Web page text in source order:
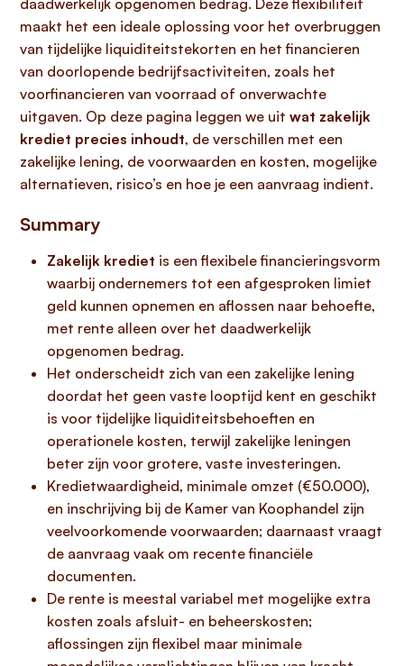
daadwerkelijk opgenomen bedrag. Deze flexibiliteit
maakt het een ideale oplossing voor het overbruggen
van tijdelijke liquiditeitstekorten en het financieren
van doorlopende bedrijfsactiviteiten, zoals het
voorfinancieren van voorraad of onverwachte
uitgaven. Op deze pagina leggen we uit wat zakelijk
krediet precies inhoudt, de verschillen met een
zakelijke lening, de voorwaarden en kosten, mogelijke
alternatieven, risico’s en hoe je een aanvraag indient.
Summary
Zakelijk krediet is een flexibele financieringsvorm
waarbij ondernemers tot een afgesproken limiet
geld kunnen opnemen en aflossen naar behoefte,
met rente alleen over het daadwerkelijk
opgenomen bedrag.
Het onderscheidt zich van een zakelijke lening
doordat het geen vaste looptijd kent en geschikt
is voor tijdelijke liquiditeitsbehoeften en
operationele kosten, terwijl zakelijke leningen
beter zijn voor grotere, vaste investeringen.
Kredietwaardigheid, minimale omzet (€50.000),
en inschrijving bij de Kamer van Koophandel zijn
veelvoorkomende voorwaarden; daarnaast vraagt
de aanvraag vaak om recente financiële
documenten.
De rente is meestal variabel met mogelijke extra
kosten zoals afsluit- en beheerskosten;
aflossingen zijn flexibel maar minimale